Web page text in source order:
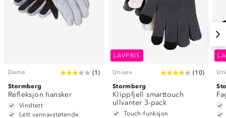
Dame (1 )
Stormberg
Refleksjon hansker
Vindtett
Lett vannavstøtende
LAVPRIS
Unisex (10)
Stormberg
Klippfjell smarttouch
ullvanter 3-pack
Touch-funksjon